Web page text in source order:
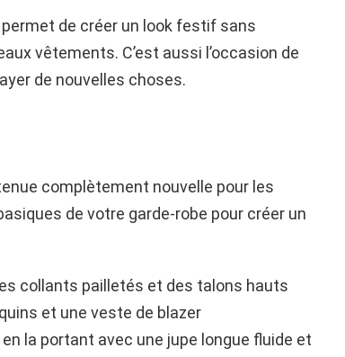
permet de créer un look festif sans
vêtements. C’est aussi l’occasion de
de nouvelles choses.
complètement nouvelle pour les
de votre garde-robe pour créer un
collants pailletés et des talons hauts
et une veste de blazer
la portant avec une jupe longue fluide et